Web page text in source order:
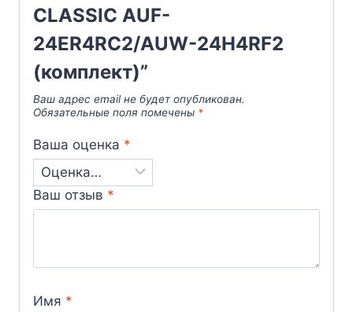
CLASSIC AUF-
24ER4RC2/AUW-24H4RF2
(комплект)”
Ваш адрес email не будет опубликован.
Обязательные поля помечены *
Ваша оценка *
Ваш отзыв *
Имя *